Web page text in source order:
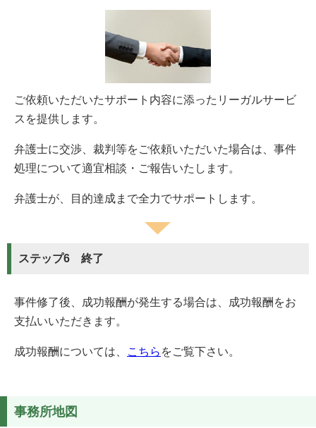
ご依頼いただいたサポート内容に添ったリーガルサービ
スを提供します。
弁護士に交渉、裁判等をご依頼いただいた場合は、事件
処理について適宜相談・ご報告いたします。
弁護士が、目的達成まで全力でサポートします。
ステップ6 終了
事件修了後、成功報酬が発生する場合は、成功報酬をお
支払いいただきます。
成功報酬については、 こちら をご覧下さい。
事務所地図